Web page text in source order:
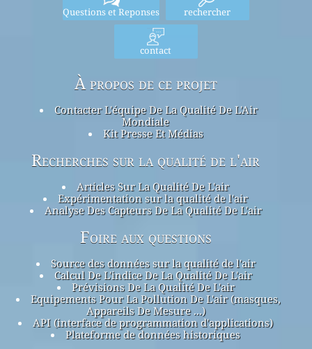
Questions et Reponses rechercher
contact
À propos de ce projet
Contacter L'équipe De La Qualité De L'Air
Mondiale
Kit Presse Et Médias
Recherches sur la qualité de l'air
Articles Sur La Qualité De L'air
Expérimentation sur la qualité de l'air
Analyse Des Capteurs De La Qualité De L'air
Foire aux questions
Source des données sur la qualité de l'air
Calcul De L'indice De La Qualité De L'air
Prévisions De La Qualité De L'air
Equipements Pour La Pollution De L'air (masques,
Appareils De Mesure ...)
API (interface de programmation d'applications)
Plateforme de données historiques